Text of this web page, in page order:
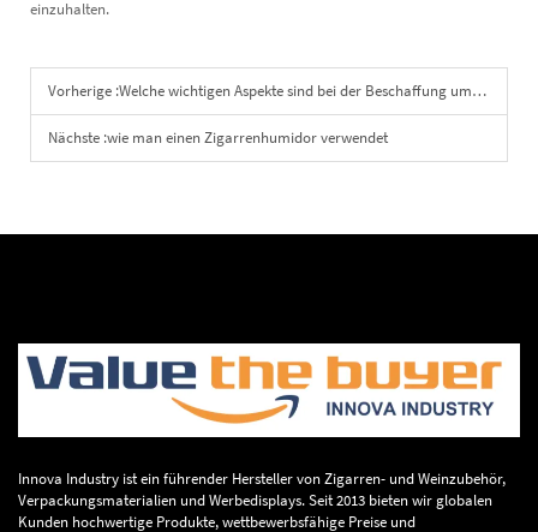
einzuhalten.
Vorherige :Welche wichtigen Aspekte sind bei der Beschaffung umweltfreundlicher Zigarrenanzünder in Großmengen zu berücksichtigen?
Nächste :wie man einen Zigarrenhumidor verwendet
Innova Industry ist ein führender Hersteller von Zigarren- und Weinzubehör,
Verpackungsmaterialien und Werbedisplays. Seit 2013 bieten wir globalen
Kunden hochwertige Produkte, wettbewerbsfähige Preise und